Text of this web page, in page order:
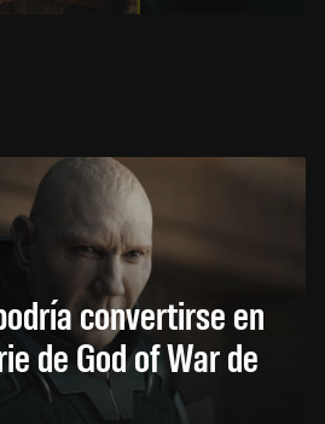
convertirse en
de God of War de